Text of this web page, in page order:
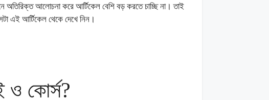
অতিরিক্ত আলোচনা করে আর্টিকেল বেশি বড় করতে চাচ্ছি না। তাই
এই আর্টিকেল থেকে দেখে নিন।
ও কোর্স?